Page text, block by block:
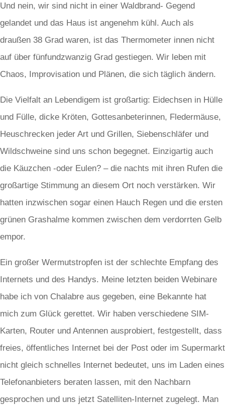
Und nein, wir sind nicht in einer Waldbrand- Gegend
gelandet und das Haus ist angenehm kühl. Auch als
draußen 38 Grad waren, ist das Thermometer innen nicht
auf über fünfundzwanzig Grad gestiegen. Wir leben mit
Chaos, Improvisation und Plänen, die sich täglich ändern.
Die Vielfalt an Lebendigem ist großartig: Eidechsen in Hülle
und Fülle, dicke Kröten, Gottesanbeterinnen, Fledermäuse,
Heuschrecken jeder Art und Grillen, Siebenschläfer und
Wildschweine sind uns schon begegnet. Einzigartig auch
die Käuzchen -oder Eulen? – die nachts mit ihren Rufen die
großartige Stimmung an diesem Ort noch verstärken. Wir
hatten inzwischen sogar einen Hauch Regen und die ersten
grünen Grashalme kommen zwischen dem verdorrten Gelb
empor.
Ein großer Wermutstropfen ist der schlechte Empfang des
Internets und des Handys. Meine letzten beiden Webinare
habe ich von Chalabre aus gegeben, eine Bekannte hat
mich zum Glück gerettet. Wir haben verschiedene SIM-
Karten, Router und Antennen ausprobiert, festgestellt, dass
freies, öffentliches Internet bei der Post oder im Supermarkt
nicht gleich schnelles Internet bedeutet, uns im Laden eines
Telefonanbieters beraten lassen, mit den Nachbarn
gesprochen und uns jetzt Satelliten-Internet zugelegt. Man